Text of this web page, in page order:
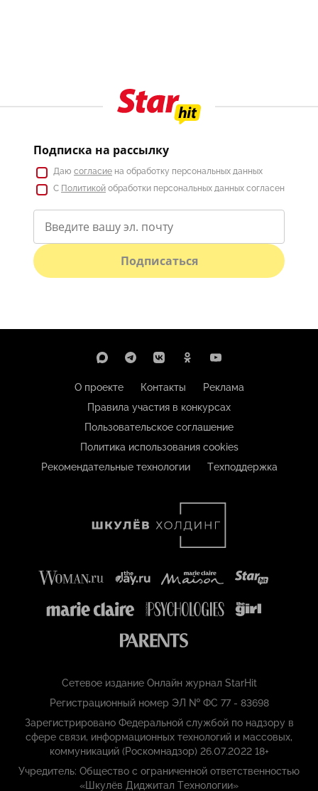
Подписка на рассылку
Даю согласие на обработку персональных данных
С Политикой обработки персональных данных согласен
Подписаться
О проекте Контакты
Реклама
Правила участия в конкурсах
Пользовательское соглашение
Политика использования cookies
Рекомендательные технологии
Техподдержка
Сетевое издание Онлайн журнал StarHit
Регистрационный номер ЭЛ № ФС 77 - 83698
Зарегистрировано Федеральной службой по надзору в
сфере связи, информационных технологий и массовых,
коммуникаций (Роскомнадзор) 26.07.2022 18+
Учредитель: Общество с ограниченной ответственностью
«Шкулёв Диджитал Технологии»